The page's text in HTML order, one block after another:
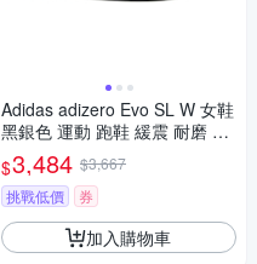
Adidas adizero Evo SL W 女鞋
黑銀色 運動 跑鞋 緩震 耐磨 慢
跑鞋 JP7147
$3,484 $3,667
挑戰低價
券
加入購物車